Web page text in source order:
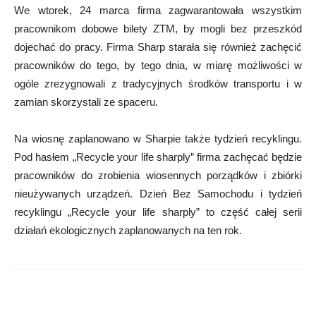
We wtorek, 24 marca firma zagwarantowała wszystkim
pracownikom dobowe bilety ZTM, by mogli bez przeszkód
dojechać do pracy. Firma Sharp starała się również zachęcić
pracowników do tego, by tego dnia, w miarę możliwości w
ogóle zrezygnowali z tradycyjnych środków transportu i w
zamian skorzystali ze spaceru.
Na wiosnę zaplanowano w Sharpie także tydzień recyklingu.
Pod hasłem „Recycle your life sharply” firma zachęcać będzie
pracowników do zrobienia wiosennych porządków i zbiórki
nieużywanych urządzeń. Dzień Bez Samochodu i tydzień
recyklingu „Recycle your life sharply” to część całej serii
działań ekologicznych zaplanowanych na ten rok.